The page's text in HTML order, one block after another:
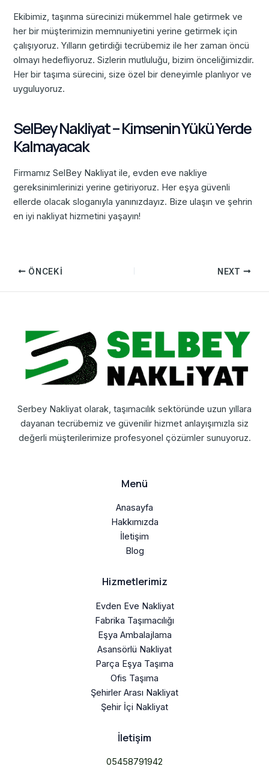
Ekibimiz, taşınma sürecinizi mükemmel hale getirmek ve
her bir müşterimizin memnuniyetini yerine getirmek için
çalışıyoruz. Yılların getirdiği tecrübemiz ile her zaman öncü
olmayı hedefliyoruz. Sizlerin mutluluğu, bizim önceliğimizdir.
Her bir taşıma sürecini, size özel bir deneyimle planlıyor ve
uyguluyoruz.
SelBey Nakliyat – Kimsenin Yükü Yerde
Kalmayacak
Firmamız SelBey Nakliyat ile, evden eve nakliye
gereksinimlerinizi yerine getiriyoruz. Her eşya güvenli
ellerde olacak sloganıyla yanınızdayız. Bize ulaşın ve şehrin
en iyi nakliyat hizmetini yaşayın!
ÖNCEKI NEXT
Serbey Nakliyat olarak, taşımacılık sektöründe uzun yıllara
dayanan tecrübemiz ve güvenilir hizmet anlayışımızla siz
değerli müşterilerimize profesyonel çözümler sunuyoruz.
Menü
Anasayfa
Hakkımızda
İletişim
Blog
Hizmetlerimiz
Evden Eve Nakliyat
Fabrika Taşımacılığı
Eşya Ambalajlama
Asansörlü Nakliyat
Parça Eşya Taşıma
Ofis Taşıma
Şehirler Arası Nakliyat
Şehir İçi Nakliyat
İletişim
05458791942